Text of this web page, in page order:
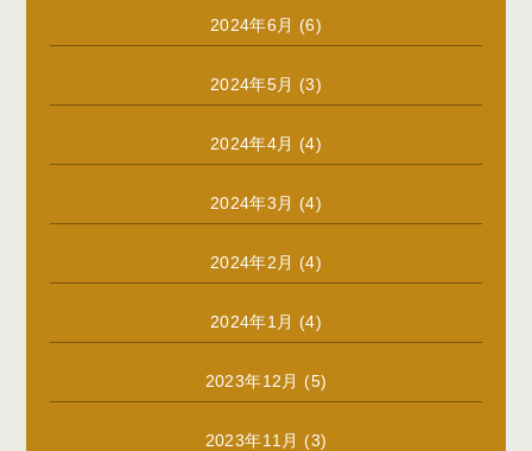
2024年6月 (6)
2024年5月 (3)
2024年4月 (4)
2024年3月 (4)
2024年2月 (4)
2024年1月 (4)
2023年12月 (5)
2023年11月 (3)